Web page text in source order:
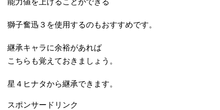
能力値を上げることができる
獅子奮迅３を使用するのもおすすめです。
継承キャラに余裕があれば
こちらも覚えておきましょう。
星４ヒナタから継承できます。
スポンサードリンク